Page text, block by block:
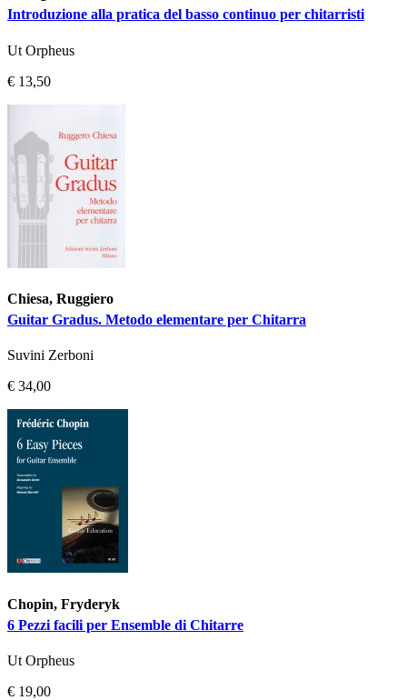
Introduzione alla pratica del basso continuo per chitarristi
Ut Orpheus
€ 13,50
Chiesa, Ruggiero
Guitar Gradus. Metodo elementare per Chitarra
Suvini Zerboni
€ 34,00
Chopin, Fryderyk
6 Pezzi facili per Ensemble di Chitarre
Ut Orpheus
€ 19,00